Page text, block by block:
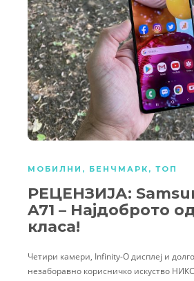
МОБИЛНИ , БЕНЧМАРК , ТОП
РЕЦЕНЗИЈА:
A71 – Најдоброто
класа!
Четири камери, Infinity-O дисплеј и
незаборавно корисничко искуство